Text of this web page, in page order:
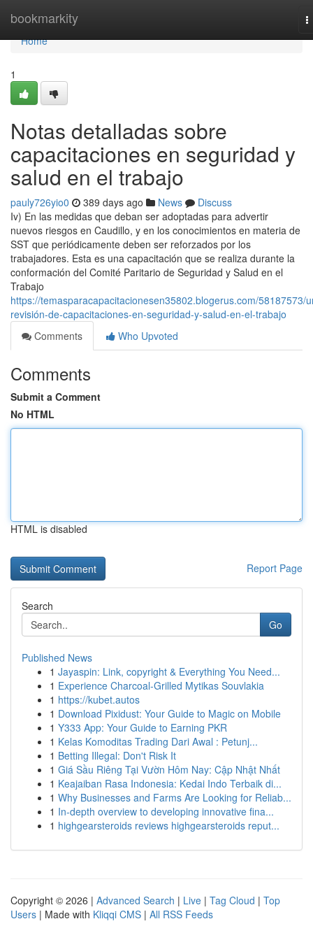
bookmarkity
Home
Home
1
Notas detalladas sobre
capacitaciones en seguridad y
salud en el trabajo
pauly726yio0 389 days ago News
Discuss
Iv) En las medidas que deban ser adoptadas para advertir
nuevos riesgos en Caudillo, y en los conocimientos en materia de
SST que periódicamente deben ser reforzados por los
trabajadores. Esta es una capacitación que se realiza durante la
conformación del Comité Paritario de Seguridad y Salud en el
Trabajo
https://temasparacapacitacionesen35802.blogerus.com/58187573/
revisión-de-capacitaciones-en-seguridad-y-salud-en-el-trabajo
Comments
Who Upvoted
Comments
Submit a Comment
No HTML
HTML is disabled
Report Page
Search
Go
Published News
1 Jayaspin: Link, copyright & Everything You Need...
1 Experience Charcoal‑Grilled Mytikas Souvlakia
1 https://kubet.autos
1 Download Pixidust: Your Guide to Magic on Mobile
1 Y333 App: Your Guide to Earning PKR
1 Kelas Komoditas Trading Dari Awal : Petunj...
1 Betting Illegal: Don't Risk It
1 Giá Sầu Riêng Tại Vườn Hôm Nay: Cập Nhật Nhất
1 Keajaiban Rasa Indonesia: Kedai Indo Terbaik di...
1 Why Businesses and Farms Are Looking for Reliab...
1 In-depth overview to developing innovative fina...
1 highgearsteroids reviews highgearsteroids reput...
Copyright © 2026 | Advanced Search | Live | Tag Cloud | Top
Users | Made with Kliqqi CMS | All RSS Feeds